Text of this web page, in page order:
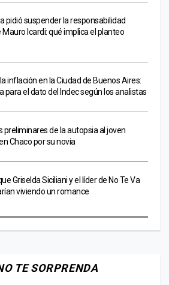
pidió suspender la responsabilidad
Icardi: qué implica el planteo
inflación en la Ciudad de Buenos Aires:
para el dato del Indec según los analistas
preliminares de la autopsia al joven
Chaco por su novia
Griselda Siciliani y el líder de No Te Va
viviendo un romance
TE SORPRENDA